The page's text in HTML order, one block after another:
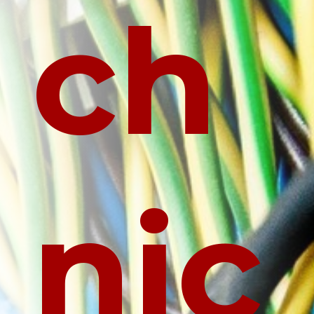
ch
nic